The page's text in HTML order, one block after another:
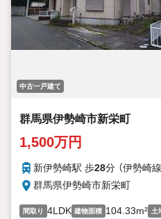
中古一戸建て
群馬県伊勢崎市新栄町
1,500万円
新伊勢崎駅 歩28分 （伊勢崎線
群馬県伊勢崎市新栄町
間取り 4LDK 建物面積 104.33m² 土